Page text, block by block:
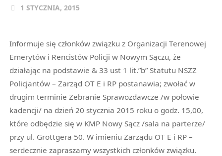
1 STYCZNIA, 2015
Informuje się członków związku z Organizacji Terenowej
Emerytów i Rencistów Policji w Nowym Sączu, że
działając na podstawie & 33 ust 1 lit.”b” Statutu NSZZ
Policjantów – Zarząd OT E i RP postanawia; zwołać w
drugim terminie Zebranie Sprawozdawcze /w połowie
kadencji/ na dzień 20 stycznia 2015 roku o godz. 15,00,
które odbędzie się w KMP Nowy Sącz /sala na parterze/
przy ul. Grottgera 50. W imieniu Zarządu OT E i RP –
serdecznie zapraszamy wszystkich członków związku.